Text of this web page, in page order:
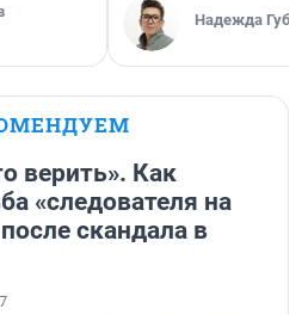
Надежда
верить». Как
«следователя на
скандала в